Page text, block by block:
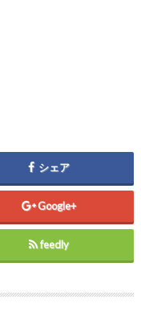
シェア
Google+
feedly